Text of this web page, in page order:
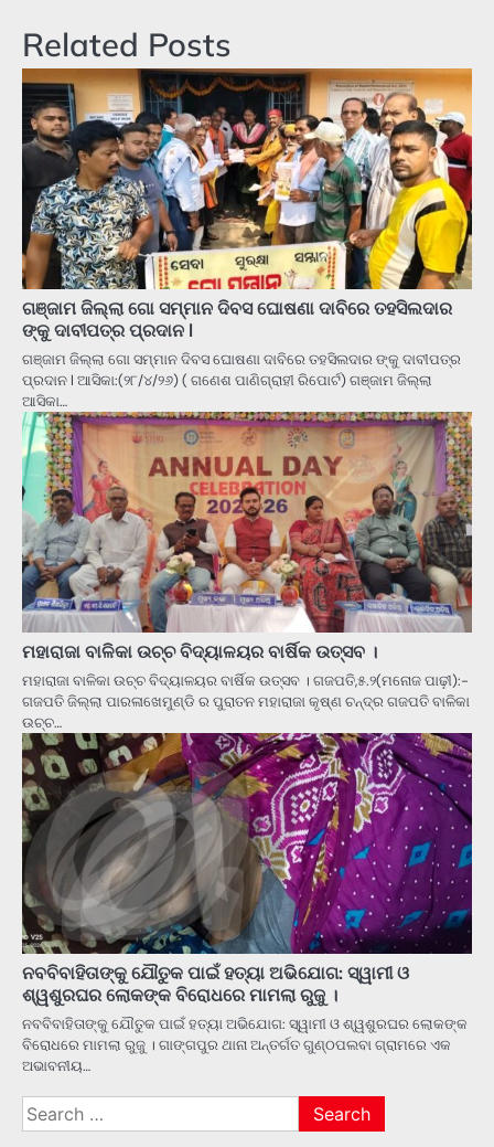
Related Posts
ଗଞ୍ଜାମ ଜିଲ୍ଲା ଗୋ ସମ୍ମାନ ଦିବସ ଘୋଷଣା ଦାବିରେ ତହସିଲଦାର
ଙ୍କୁ ଦାବୀପତ୍ର ପ୍ରଦାନ l
ଗଞ୍ଜାମ ଜିଲ୍ଲା ଗୋ ସମ୍ମାନ ଦିବସ ଘୋଷଣା ଦାବିରେ ତହସିଲଦାର ଙ୍କୁ ଦାବୀପତ୍ର
ପ୍ରଦାନ l ଆସିକା:(୨୮/୪/୨୬) ( ଗଣେଶ ପାଣିଗ୍ରାହୀ ରିପୋର୍ଟ) ଗଞ୍ଜାମ ଜିଲ୍ଲା
ଆସିକା…
ମହାରାଜା ବାଳିକା ଉଚ୍ଚ ବିଦ୍ୟାଳୟର ବାର୍ଷିକ ଉତ୍ସବ ।
ମହାରାଜା ବାଳିକା ଉଚ୍ଚ ବିଦ୍ୟାଳୟର ବାର୍ଷିକ ଉତ୍ସବ । ଗଜପତି,୫.୨(ମନୋଜ ପାଢ଼ୀ):-
ଗଜପତି ଜିଲ୍ଲା ପାରଳାଖେମୁଣ୍ଡି ର ପୁରାତନ ମହାରାଜା କୃଷ୍ଣ ଚନ୍ଦ୍ର ଗଜପତି ବାଳିକା
ଉଚ୍ଚ…
ନବବିବାହିତାଙ୍କୁ ଯୌତୁକ ପାଇଁ ହତ୍ୟା ଅଭିଯୋଗ: ସ୍ୱାମୀ ଓ
ଶ୍ୱଶୁରଘର ଲୋକଙ୍କ ବିରୋଧରେ ମାମଲା ରୁଜୁ ।
ନବବିବାହିତାଙ୍କୁ ଯୌତୁକ ପାଇଁ ହତ୍ୟା ଅଭିଯୋଗ: ସ୍ୱାମୀ ଓ ଶ୍ୱଶୁରଘର ଲୋକଙ୍କ
ବିରୋଧରେ ମାମଲା ରୁଜୁ । ଗାଙ୍ଗପୁର ଥାନା ଅନ୍ତର୍ଗତ ଗୁଣ୍ଠପଲବା ଗ୍ରାମରେ ଏକ
ଅଭାବନୀୟ…
Search
for: